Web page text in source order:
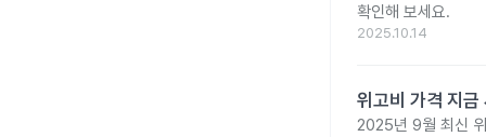
확인해 보세요.
2025.10.14
위고비 가격 지금
2025년 9월 최신